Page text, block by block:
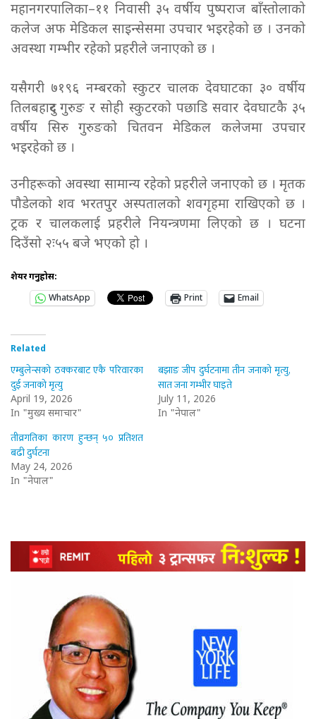
महानगरपालिका–११ निवासी ३५ वर्षीय पुष्पराज बाँस्तोलाको
कलेज अफ मेडिकल साइन्सेसमा उपचार भइरहेको छ । उनको
अवस्था गम्भीर रहेको प्रहरीले जनाएको छ ।
यसैगरी ७१९६ नम्बरको स्कुटर चालक देवघाटका ३० वर्षीय
तिलबहादुर गुरुङ र सोही स्कुटरको पछाडि सवार देवघाटकै ३५
वर्षीय सिरु गुरुङको चितवन मेडिकल कलेजमा उपचार
भइरहेको छ ।
उनीहरूको अवस्था सामान्य रहेको प्रहरीले जनाएको छ । मृतक
पौडेलको शव भरतपुर अस्पतालको शवगृहमा राखिएको छ ।
ट्रक र चालकलाई प्रहरीले नियन्त्रणमा लिएको छ । घटना
दिउँसो २ः५५ बजे भएको हो ।
शेयर गर्नुहोस:
WhatsApp
Print Email
Related
एम्बुलेन्सको ठक्करबाट एकै परिवारका
दुई जनाको मृत्यु
April 19, 2026
In "मुख्य समाचार"
बझाङ जीप दुर्घटनामा तीन जनाको मृत्यु,
सात जना गम्भीर घाइते
July 11, 2026
In "नेपाल"
तीव्रगतिका कारण हुन्छन् ५० प्रतिशत
बढी दुर्घटना
May 24, 2026
In "नेपाल"